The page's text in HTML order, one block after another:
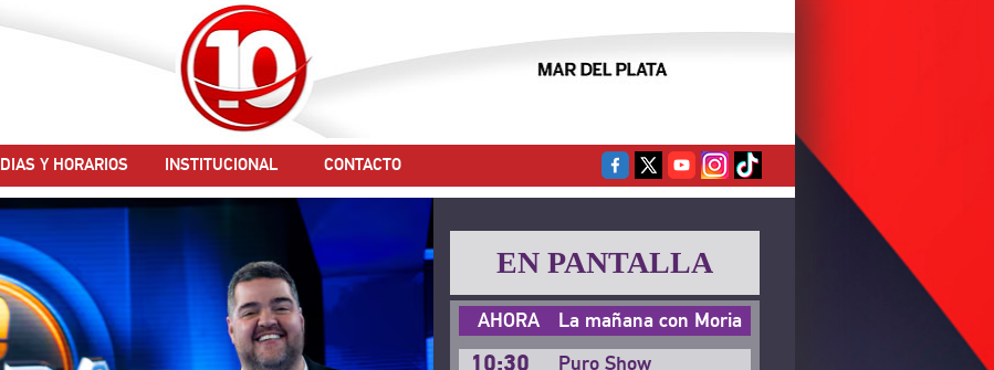
DIAS Y HORARIOS INSTITUCIONAL CONTACTO
EN PANTALLA
AHORA La mañana con Moria
10:30 Puro Show